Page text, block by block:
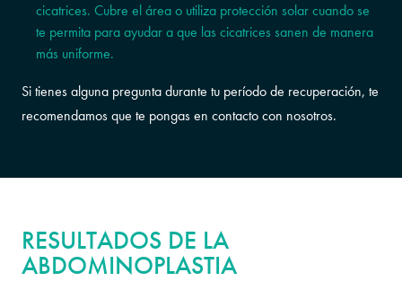
cicatrices. Cubre el área o utiliza protección solar cuando se
te permita para ayudar a que las cicatrices sanen de manera
más uniforme.
Si tienes alguna pregunta durante tu período de recuperación, te
recomendamos que te pongas en contacto con nosotros.
RESULTADOS DE LA
ABDOMINOPLASTIA